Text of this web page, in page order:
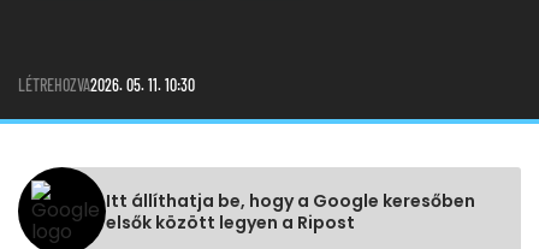
LÉTREHOZVA2026. 05. 11. 10:30
Itt állíthatja be, hogy a Google keresőben
elsők között legyen a Ripost